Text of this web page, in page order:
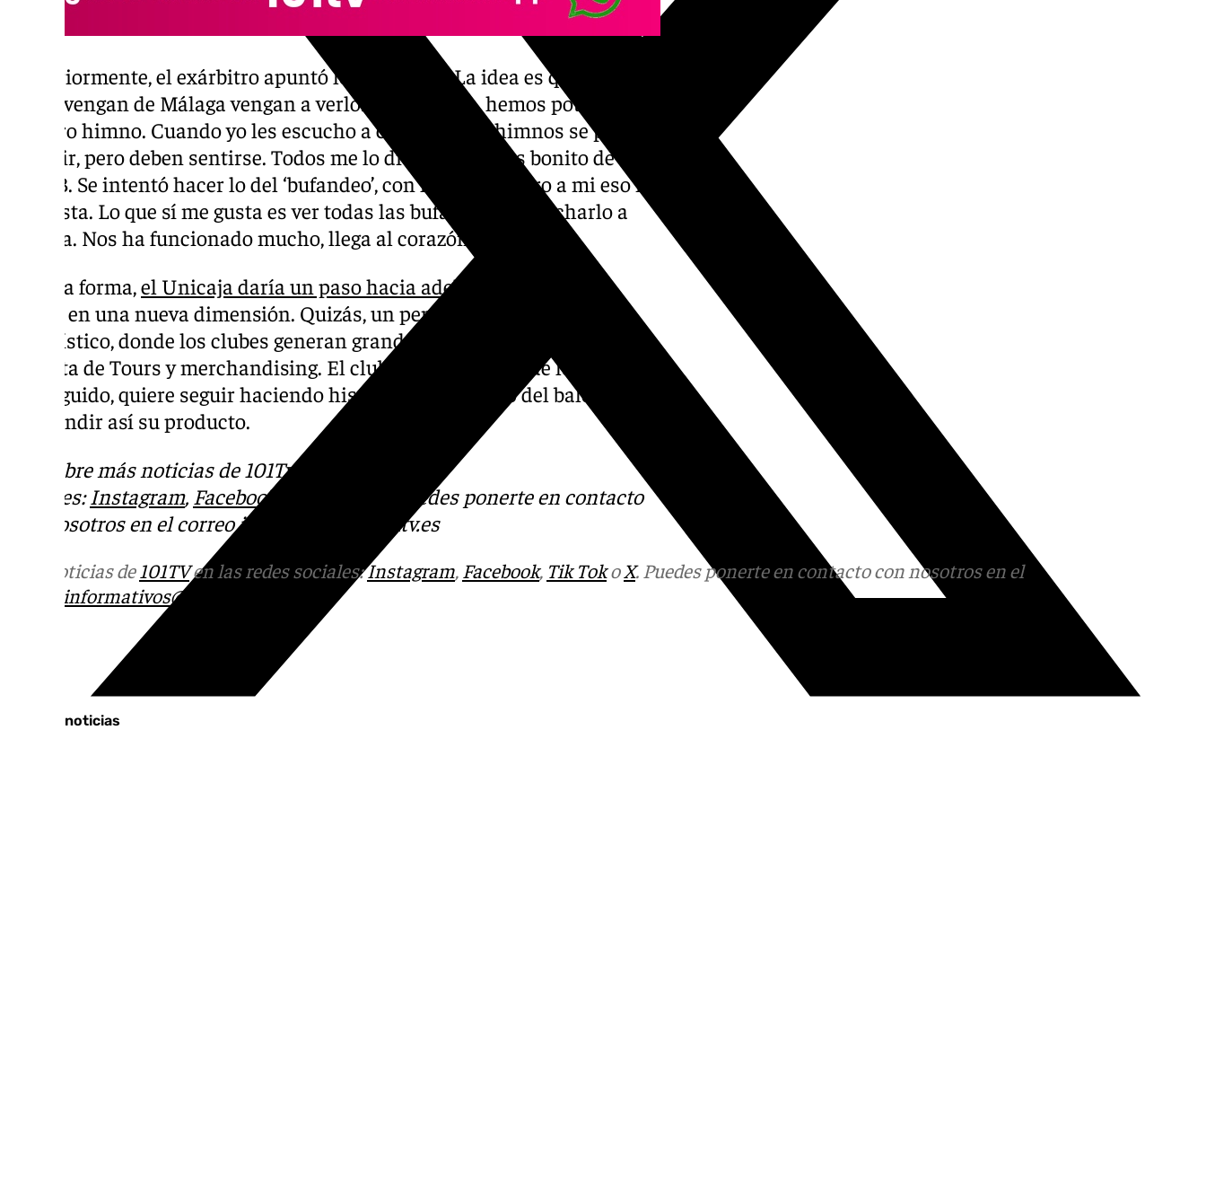
Posteriormente, el exárbitro apuntó lo siguiente: «La idea es que los
niños vengan de Málaga vengan a verlo. Por ejemplo, hemos potenciado
nuestro himno. Cuando yo les escucho a capella… Los himnos se pueden
escribir, pero deben sentirse. Todos me lo dicen, es el más bonito de toda
la ACB. Se intentó hacer lo del ‘bufandeo’, con linternas, pero a mi eso no
me gusta. Lo que sí me gusta es ver todas las bufandas y escucharlo a
capella. Nos ha funcionado mucho, llega al corazón».
De esta forma,el Unicaja daría un paso hacia adelante
e intentaría
entrar en una nueva dimensión. Quizás, un pensamiento muy
futbolístico, donde los clubes generan grandes cantidades de dinero con
la venta de Tours y merchandising. El club, muy orgulloso de lo
conseguido, quiere seguir haciendo historia en el mundo del baloncesto
y expandir así su producto.
Descubre más noticias de 101Tv en las redes
sociales: Instagram, Facebook
. Puedes ponerte en contacto
con nosotros en el correoinformativos@101tv.es
Más noticias de 101TVen las redes sociales:Instagram, Facebook, Tik TokoX. Puedes ponerte en contacto con nosotros en el
informativos@101tv.es
Últimas noticias